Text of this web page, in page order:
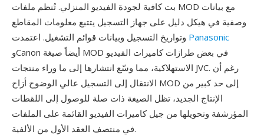
بت كافية لجودة الفيديو المنزلي. تُنظم ملفات MOD مع بيانات
وصفية في هيكل دليل على جهاز التسجيل يتتبع معلومات المقاطع
Panasonic
وCanon أيضاً صيغة MOD في بعض طرازات كاميرات الفيديو
الاستهلاكية، مما وسّع انتشارها إلى ما وراء منتجات JVC. رغم أن
الانتقال إلى التسجيل عالي الوضوح أزاح MOD إلى حد كبير من
الإنتاج الجديد، تظل الصيغة ذات صلة للوصول إلى اللقطات
المؤرشفة وتحويلها من جيل كاميرات الفيديو القائمة على الملفات
في منتصف العقد الأول من الألفية.